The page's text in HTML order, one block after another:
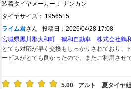
装着タイヤメーカー： ナンカン
タイヤサイズ： 1956515
ライム君さん 投稿日：2026/04/28 17:08
宮城県黒川郡大和町 鶴和自動車 株式会社鶴
とても対応が早く交換もしっかりされており、
ービスがとても良かったので、またご利用させ
5.00 アルト 夏タイヤ組